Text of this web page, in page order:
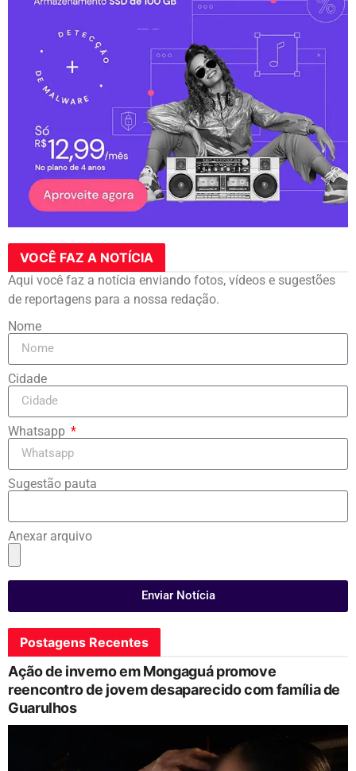
VOCÊ FAZ A NOTÍCIA
Aqui você faz a notícia enviando fotos, vídeos e sugestões
de reportagens para a nossa redação.
Nome
Cidade
Whatsapp
Sugestão pauta
Anexar arquivo
Enviar Notícia
Postagens Recentes
Ação de inverno em Mongaguá promove
reencontro de jovem desaparecido com família de
Guarulhos